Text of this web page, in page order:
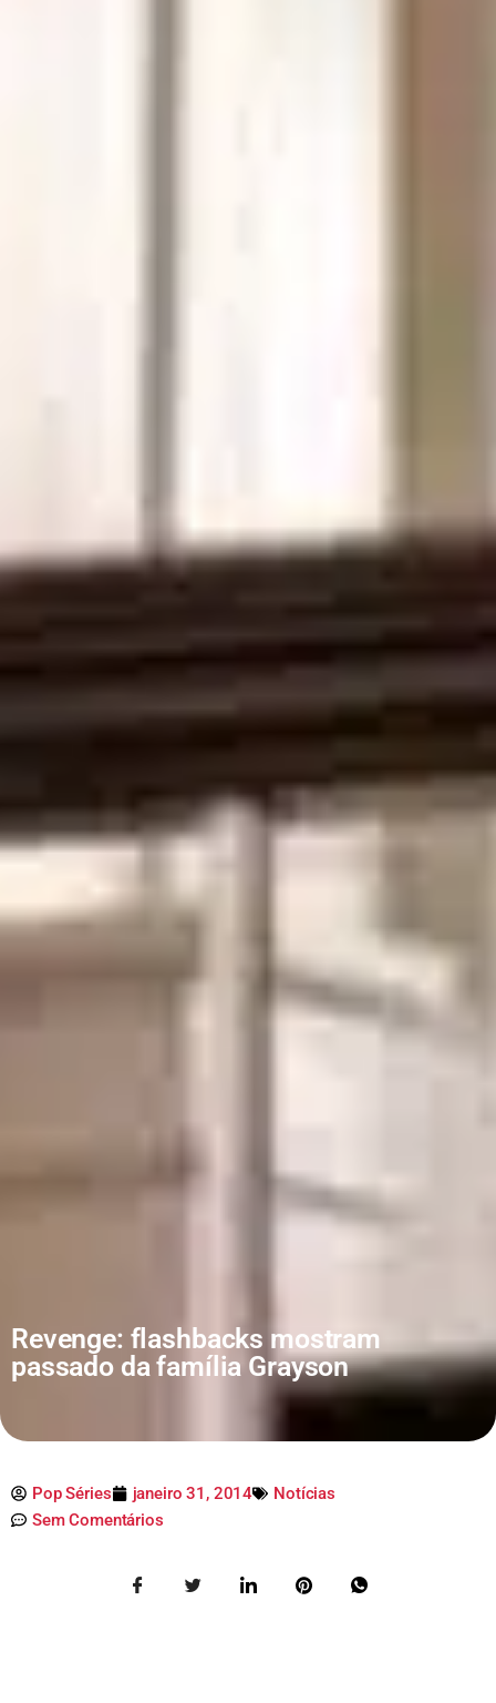
Revenge: flashbacks mostram
passado da família Grayson
Pop Séries janeiro 31, 2014
Notícias
Sem Comentários